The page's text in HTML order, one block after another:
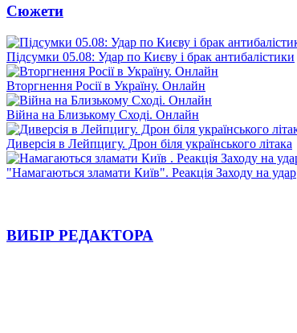
Сюжети
Підсумки 05.08: Удар по Києву і брак антибалістики
Вторгнення Росії в Україну. Онлайн
Війна на Близькому Сході. Онлайн
Диверсія в Лейпцигу. Дрон біля українського літака
"Намагаються зламати Київ". Реакція Заходу на удар
ВИБІР РЕДАКТОРА